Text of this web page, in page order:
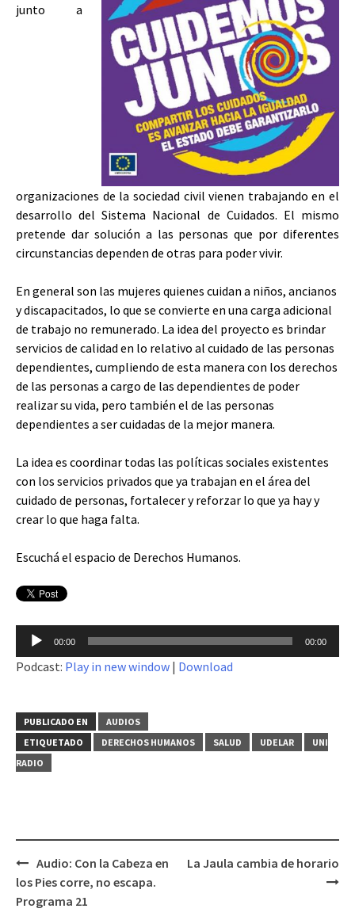
junto a
organizaciones de la sociedad civil vienen trabajando en el
desarrollo del Sistema Nacional de Cuidados. El mismo
pretende dar solución a las personas que por diferentes
circunstancias dependen de otras para poder vivir.
En general son las mujeres quienes cuidan a niños, ancianos
y discapacitados, lo que se convierte en una carga adicional
de trabajo no remunerado. La idea del proyecto es brindar
servicios de calidad en lo relativo al cuidado de las personas
dependientes, cumpliendo de esta manera con los derechos
de las personas a cargo de las dependientes de poder
realizar su vida, pero también el de las personas
dependientes a ser cuidadas de la mejor manera.
La idea es coordinar todas las políticas sociales existentes
con los servicios privados que ya trabajan en el área del
cuidado de personas, fortalecer y reforzar lo que ya hay y
crear lo que haga falta.
Escuchá el espacio de Derechos Humanos.
Reproductor
de
audio
00:00 00:00
Podcast: Play in new window | Download
PUBLICADO EN
AUDIOS
ETIQUETADO
DERECHOS HUMANOS SALUD UDELAR
UNI
RADIO
Navegación
de
entradas
Audio: Con la Cabeza en
los Pies corre, no escapa.
Programa 21
La Jaula cambia de horario